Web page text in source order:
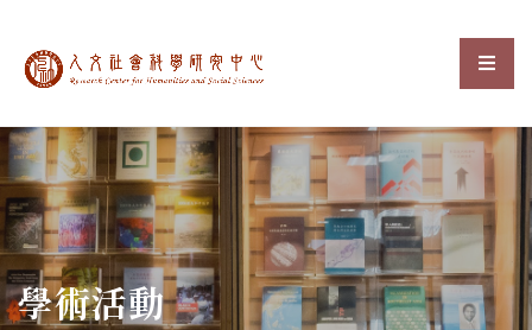
中央研究院人文社會科選
:::
學術活動